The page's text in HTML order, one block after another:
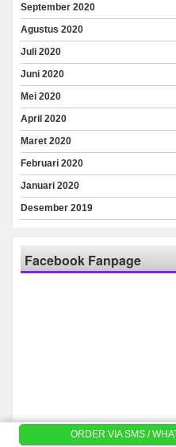
September 2020
Agustus 2020
Juli 2020
Juni 2020
Mei 2020
April 2020
Maret 2020
Februari 2020
Januari 2020
Desember 2019
Facebook Fanpage
ORDER VIA SMS /